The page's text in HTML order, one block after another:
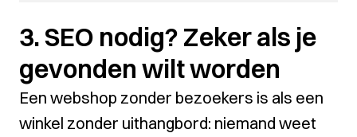
3. SEO nodig? Zeker als je
gevonden wilt worden
Een webshop zonder bezoekers is als een
winkel zonder uithangbord: niemand weet